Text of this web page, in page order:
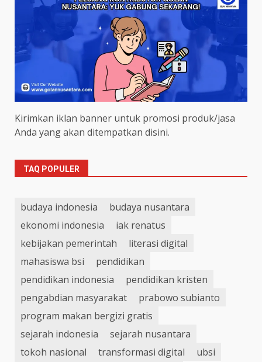
Kirimkan iklan banner untuk promosi produk/jasa
Anda yang akan ditempatkan disini.
TAQ POPULER
budaya indonesia
budaya nusantara
ekonomi indonesia
iak renatus
kebijakan pemerintah
literasi digital
mahasiswa bsi
pendidikan
pendidikan indonesia
pendidikan kristen
pengabdian masyarakat
prabowo subianto
program makan bergizi gratis
sejarah indonesia
sejarah nusantara
tokoh nasional
transformasi digital
ubsi